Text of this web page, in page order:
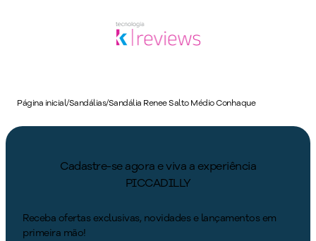
Página inicial/Sandálias/Sandália Renee Salto Médio Conhaque
Cadastre-se agora e viva a experiência
PICCADILLY
Receba ofertas exclusivas, novidades e lançamentos em
primeira mão!